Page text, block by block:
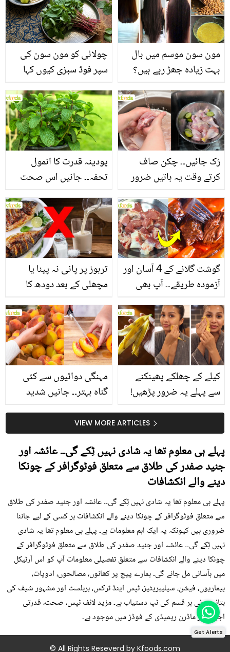
چولائی کو مون سون کی
سپر فوڈ سبزی کیوں کہا
منرلز اور اینٹی آکسیڈنٹس
سے بھرپور اس سبزی کے
فائدے
مون سون موسم میں بال
بہت زیادہ جھڑ رہے ہیں؟
بنانے کے چند قدرتی طریقے
پودینہ قدرت کا انمول
تحفہ۔۔ جانیں اس صحت
انگیز طبی فوائد
رُک جائیں۔۔ چکن صاف
کرتے وقت یہ باتیں ضرور
تربوز پر پانی نہ پینا یا
مچھلی کے بعد دودھ کا
سے متعلق غلط فہمیوں کی
حقیقت کیا ہے اور افواہ
کیا؟
گوشت گلانے کے 4 آسان اور
آزمودہ طریقے۔۔ آپ بھی
بتائے راز
مہنگی دوائیوں سے کئی
گناہ بہتر۔۔ جانیں شدید
کیوں کھانا چاہیے؟
کیلے کے چھلکے پھینکنے
سے پہلے یہ ضرور پڑھیں!
سستا اور قدرتی حلVIEW MORE ARTICLES
پہلے ہی معلوم تھا یہ شادی نہیں ٹِکے گی۔۔ عائشہ اور
جنید صفدر کی طلاق سے متعلق فوٹوگرافر کے چونکا
دینے والے انکشافات
پہلے ہی معلوم تھا یہ شادی نہیں ٹِکے گی۔۔ عائشہ اور جنید صفدر کی طلاق
سے متعلق فوٹوگرافر کے چونکا دینے والے انکشافات ہر کسی کے لیے جاننا
ضروری ہیں کیونکہ یہ ایک اہم معلومات ہے۔ پہلے ہی معلوم تھا یہ شادی
نہیں ٹِکے گی۔۔ عائشہ اور جنید صفدر کی طلاق سے متعلق فوٹوگرافر کے
چونکا دینے والے انکشافات سے متعلق تفصیلی معلومات آپ کو اس آرٹیکل
میں بآسانی مل جائے گی۔ ہمارے پیج پر کھانوں، مصالحوں، ادویات،
بیماریوں، فیشن، سیلیبریٹیز، ٹپس اینڈ ٹرکس، ہربلسٹ اور مشہور شیف کی
بتائی ہوئی ہر قسم کی ٹپ دستیاب ہے۔ مزید لائف ٹپس، صحت، قدرتی
اجزاء اور ماڈرن ریمیڈی کے فوڈز میں موجود ہے۔
© All Rights Reseverd by Kfoods.com
Get Alerts